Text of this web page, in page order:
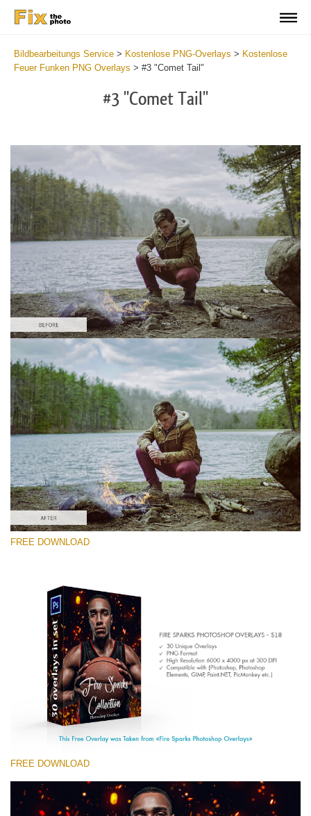
Bildbearbeitungs Service > Kostenlose PNG-Overlays > Kostenlose
Feuer Funken PNG Overlays > #3 "Comet Tail"
#3 "Comet Tail"
Bitte wählen Sie
Free PNG Overlay #3
Small 800*533px
Fire Sparks
(30 Overlays)
Large 6000*4000px
Entire Collection
(1783 Overlays)
Large 6000*4000px
Kostenloser Download
FREE DOWNLOAD
FREE DOWNLOAD